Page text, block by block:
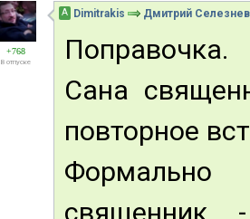
+768
В отпуске
А Dimitrakis Дмитрий Селезнев
Поправочка.
Сана
повторное
священник